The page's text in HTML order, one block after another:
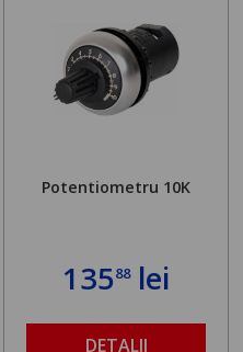
Potentiometru 10K
13588lei
DETALII